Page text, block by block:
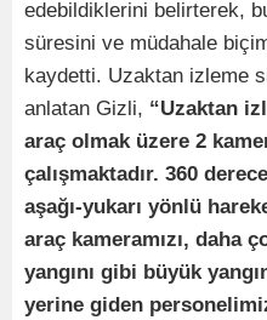
edebildiklerini belirterek,
süresini ve müdahale
kaydetti. Uzaktan izleme
anlatan Gizli, “Uzaktan
araç olmak üzere 2
çalışmaktadır. 360
aşağı-yukarı yönlü
araç kameramızı, daha
yangını gibi büyük
yerine giden